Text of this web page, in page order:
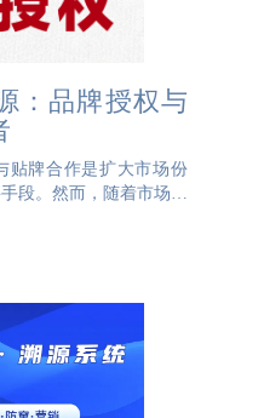
：品牌授权与
贴牌合作是扩大市场份
段。然而，随着市场环
声誉和产品品质，一物